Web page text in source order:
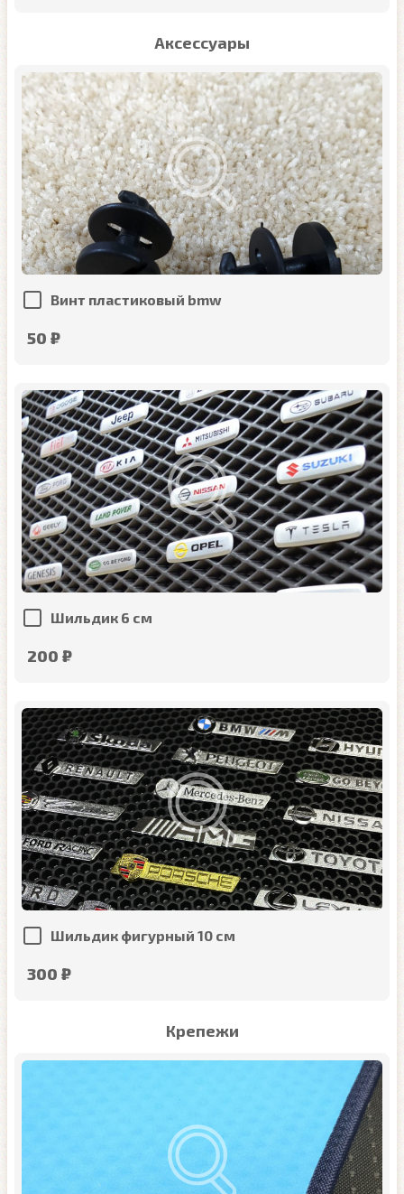
Аксессуары
Винт пластиковый bmw
50 ₽
Шильдик 6 см
200 ₽
Шильдик фигурный 10 см
300 ₽
Крепежи